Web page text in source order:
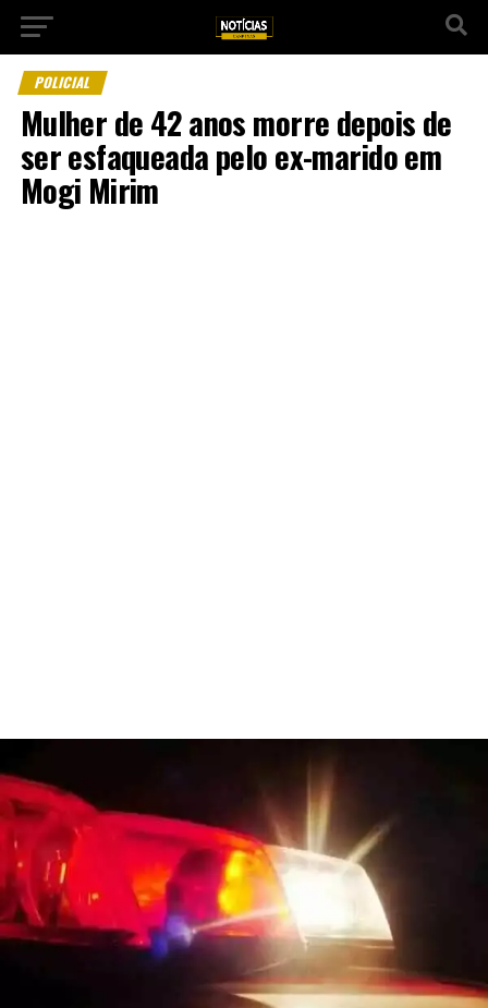
POLICIAL
Mulher de 42 anos morre depois de
ser esfaqueada pelo ex-marido em
Mogi Mirim